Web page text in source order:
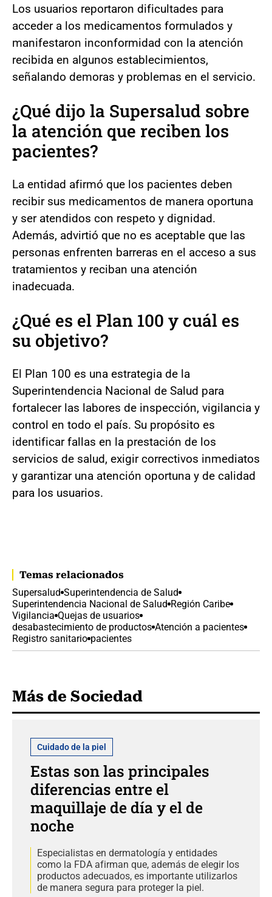
Los usuarios reportaron dificultades para
acceder a los medicamentos formulados y
manifestaron inconformidad con la atención
recibida en algunos establecimientos,
señalando demoras y problemas en el servicio.
¿Qué dijo la Supersalud sobre
la atención que reciben los
pacientes?
La entidad afirmó que los pacientes deben
recibir sus medicamentos de manera oportuna
y ser atendidos con respeto y dignidad.
Además, advirtió que no es aceptable que las
personas enfrenten barreras en el acceso a sus
tratamientos y reciban una atención
inadecuada.
¿Qué es el Plan 100 y cuál es
su objetivo?
El Plan 100 es una estrategia de la
Superintendencia Nacional de Salud para
fortalecer las labores de inspección, vigilancia y
control en todo el país. Su propósito es
identificar fallas en la prestación de los
servicios de salud, exigir correctivos inmediatos
y garantizar una atención oportuna y de calidad
para los usuarios.
Temas relacionados
Supersalud Superintendencia de Salud
Superintendencia Nacional de Salud Región Caribe
Vigilancia Quejas de usuarios
desabastecimiento de productos Atención a pacientes
Registro sanitario pacientes
Más de Sociedad
Cuidado de la piel
Estas son las principales
diferencias entre el
maquillaje de día y el de
noche
Especialistas en dermatología y entidades
como la FDA afirman que, además de elegir los
productos adecuados, es importante utilizarlos
de manera segura para proteger la piel.